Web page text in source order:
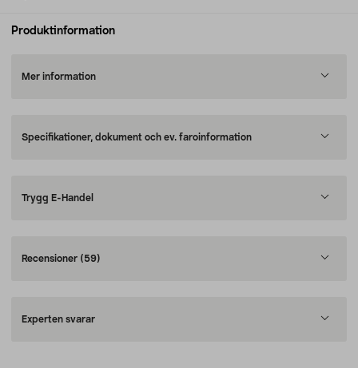
Produktinformation
Mer information
Specifikationer, dokument och ev. faroinformation
Trygg E-Handel
Recensioner (59)
Experten svarar